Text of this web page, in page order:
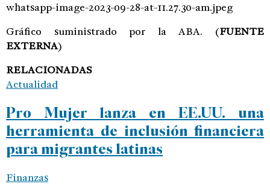
whatsapp-image-2023-09-28-at-11.27.30-am.jpeg
Gráfico suministrado por la ABA. (FUENTE
EXTERNA)
RELACIONADAS
Actualidad
Pro Mujer lanza en EE.UU. una
herramienta de inclusión financiera
para migrantes latinas
Finanzas